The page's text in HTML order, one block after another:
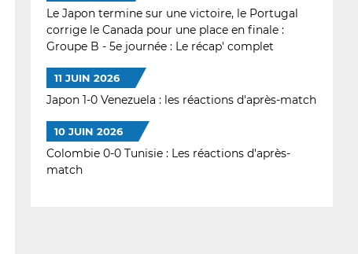
Le Japon termine sur une victoire, le Portugal
corrige le Canada pour une place en finale :
Groupe B - 5e journée : Le récap' complet
11 JUIN 2026
Japon 1-0 Venezuela : les réactions d'après-match
10 JUIN 2026
Colombie 0-0 Tunisie : Les réactions d'après-
match